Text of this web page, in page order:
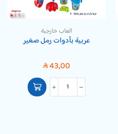
العاب خارجية
عربية بأدوات رمل صغير
SAR43,00